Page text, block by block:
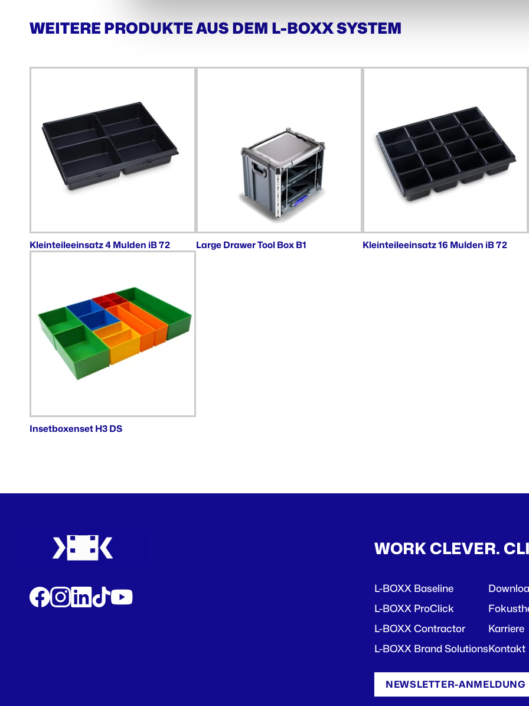
WEITERE PRODUKTE AUS DEM L-BOXX SYSTEM
Kleinteileeinsatz 4 Mulden iB 72 Large Drawer Tool Box B1 Kleinteileeinsatz 16 Mulden iB 72
Insetboxenset H3 DS
WORK CLEVER.
L-BOXX Baseline
L-BOXX ProClick
L-BOXX Contractor
L-BOXX Brand Solutions
Karriere
Kontakt
NEWSLETTER-ANMELDUNG